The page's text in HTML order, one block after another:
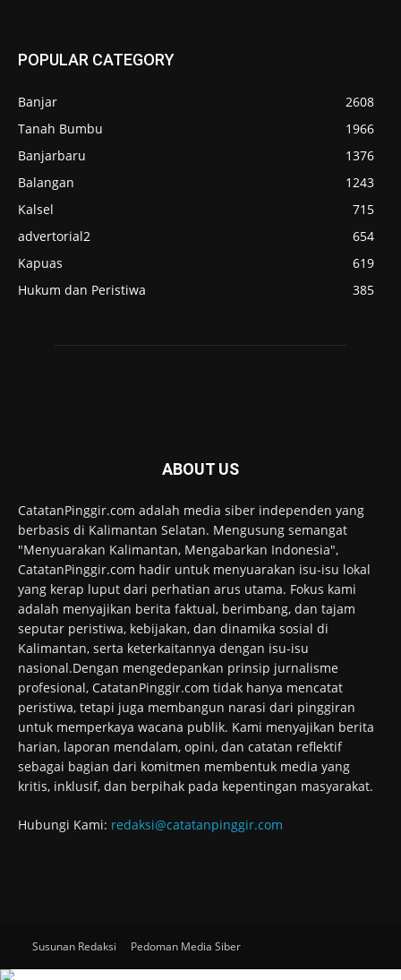
POPULAR CATEGORY
Banjar
2608
Tanah Bumbu
1966
Banjarbaru
1376
Balangan
1243
Kalsel
715
advertorial2
654
Kapuas
619
Hukum dan Peristiwa
385
ABOUT US
CatatanPinggir.com adalah media siber independen yang
berbasis di Kalimantan Selatan. Mengusung semangat
"Menyuarakan Kalimantan, Mengabarkan Indonesia",
CatatanPinggir.com hadir untuk menyuarakan isu-isu lokal
yang kerap luput dari perhatian arus utama. Fokus kami
adalah menyajikan berita faktual, berimbang, dan tajam
seputar peristiwa, kebijakan, dan dinamika sosial di
Kalimantan, serta keterkaitannya dengan isu-isu
nasional.Dengan mengedepankan prinsip jurnalisme
profesional, CatatanPinggir.com tidak hanya mencatat
peristiwa, tetapi juga membangun narasi dari pinggiran
untuk memperkaya wacana publik. Kami menyajikan berita
harian, laporan mendalam, opini, dan catatan reflektif
sebagai bagian dari komitmen membentuk media yang
kritis, inklusif, dan berpihak pada kepentingan masyarakat.
Hubungi Kami: redaksi@catatanpinggir.com
Susunan Redaksi Pedoman Media Siber